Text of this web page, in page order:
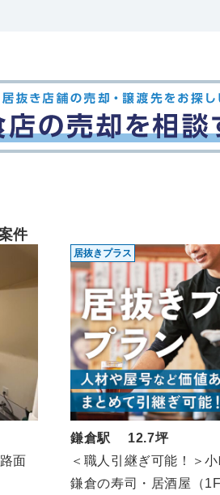
件
面
居抜きプラス
鎌倉駅 12.7坪
＜職人引継ぎ可能！＞小
鎌倉の寿司・居酒屋（